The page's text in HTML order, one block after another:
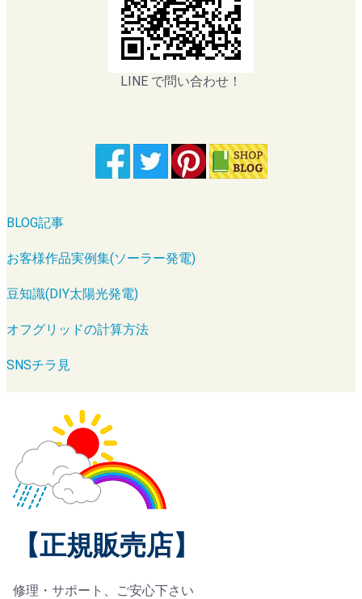
LINE で問い合わせ！
BLOG記事
お客様作品実例集(ソーラー発電)
豆知識(DIY太陽光発電)
オフグリッドの計算方法
SNSチラ見
【正規販売店】
修理・サポート、ご安心下さい